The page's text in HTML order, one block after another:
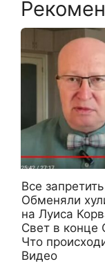
Все
Обменяли
на Луиса
Cвет в конце
Что
Видео